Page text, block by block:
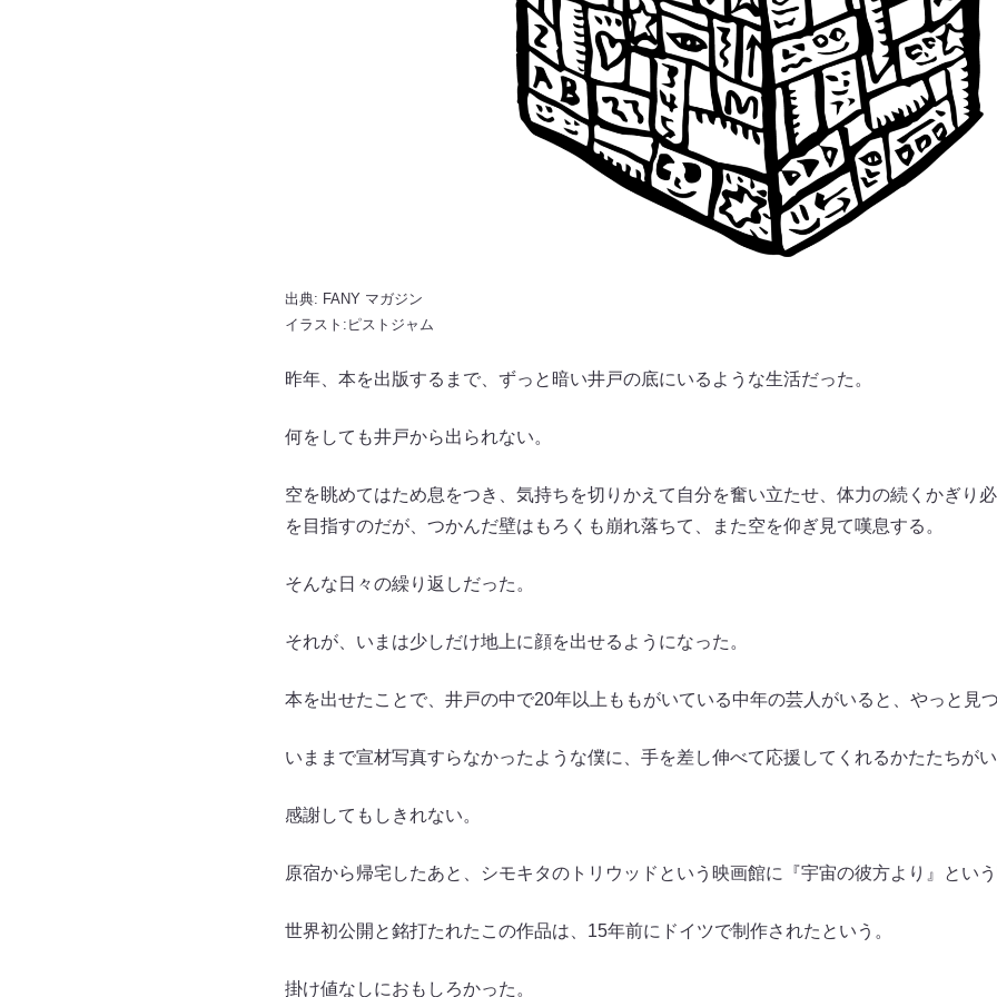
出典: FANY マガジン
イラスト:ピストジャム
昨年、本を出版するまで、ずっと暗い井戸の底にいるような生活だった。
何をしても井戸から出られない。
空を眺めてはため息をつき、気持ちを切りかえて自分を奮い立たせ、体力の続くかぎり
を目指すのだが、つかんだ壁はもろくも崩れ落ちて、また空を仰ぎ見て嘆息する。
そんな日々の繰り返しだった。
それが、いまは少しだけ地上に顔を出せるようになった。
本を出せたことで、井戸の中で20年以上ももがいている中年の芸人がいると、やっと見つ
いままで宣材写真すらなかったような僕に、手を差し伸べて応援してくれるかたたちがい
感謝してもしきれない。
原宿から帰宅したあと、シモキタのトリウッドという映画館に『宇宙の彼方より』という
世界初公開と銘打たれたこの作品は、15年前にドイツで制作されたという。
掛け値なしにおもしろかった。